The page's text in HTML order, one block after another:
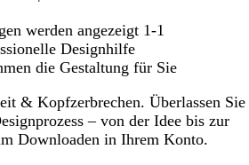
werden angezeigt 1-1
Designhilfe
die Gestaltung für Sie
& Kopfzerbrechen. Überlassen Sie
– von der Idee bis zur
Downloaden in Ihrem Konto.